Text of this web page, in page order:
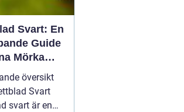
Svart: En
Guide
Mörka
översikt
Svart
svart är en